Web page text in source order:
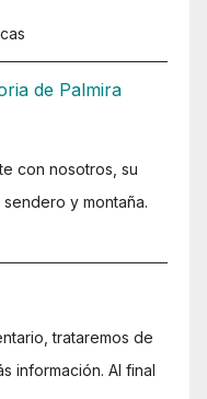
de Palmira
con nosotros, su
y montaña.
trataremos de
información. Al final